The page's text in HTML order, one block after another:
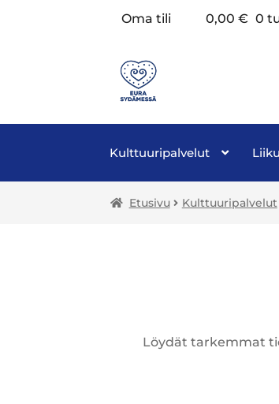
Oma tili 0,00€ 0
Kulttuuripalvelut
Etusivu Kulttuuripalvelut
Löydät tarkemmat